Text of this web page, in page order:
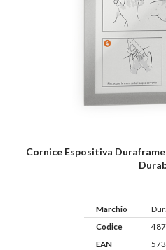
Cornice Espositiva
Marchio
Codice
EAN